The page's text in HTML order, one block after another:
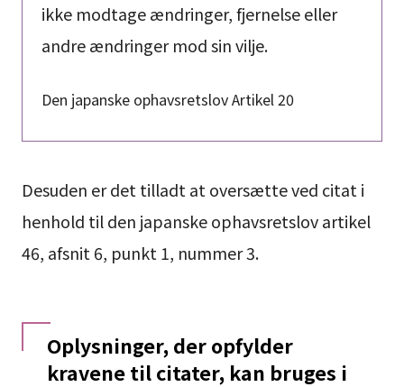
ikke modtage ændringer, fjernelse eller
andre ændringer mod sin vilje.
Den japanske ophavsretslov Artikel 20
Desuden er det tilladt at oversætte ved citat i
henhold til den japanske ophavsretslov artikel
46, afsnit 6, punkt 1, nummer 3.
Oplysninger, der opfylder
kravene til citater, kan bruges i